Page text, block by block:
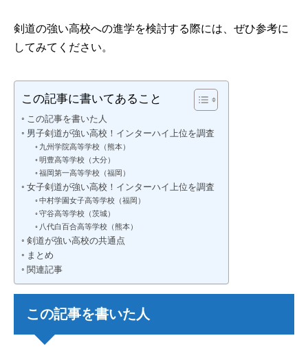
剣道の強い高校への進学を検討する際には、ぜひ参考に
してみてください。
この記事に書いてあること
この記事を書いた人
男子剣道が強い高校！インターハイ上位を調査
九州学院高等学校（熊本）
明豊高等学校（大分）
福岡第一高等学校（福岡）
女子剣道が強い高校！インターハイ上位を調査
中村学園女子高等学校（福岡）
守谷高等学校（茨城）
八代白百合高等学校（熊本）
剣道が強い高校の共通点
まとめ
関連記事
この記事を書いた人